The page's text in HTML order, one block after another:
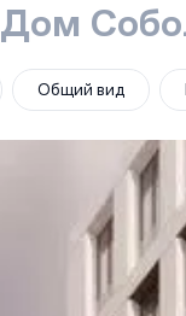
Дом
Общий вид